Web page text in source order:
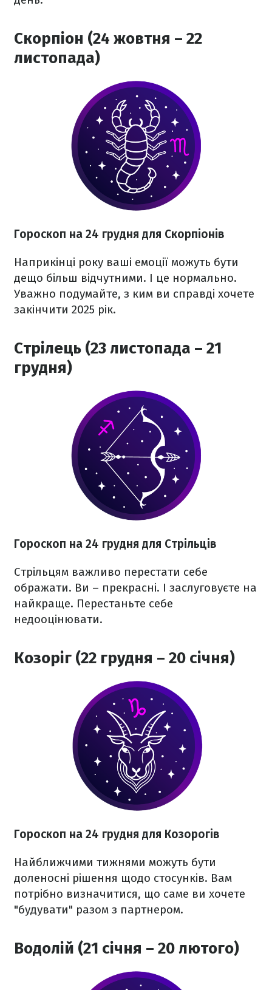
Скорпіон (24 жовтня – 22
листопада)
Гороскоп на 24 грудня для Скорпіонів
Наприкінці року ваші емоції можуть бути
дещо більш відчутними. І це нормально.
Уважно подумайте, з ким ви справді хочете
закінчити 2025 рік.
Стрілець (23 листопада – 21
грудня)
Гороскоп на 24 грудня для Стрільців
Стрільцям важливо перестати себе
ображати. Ви – прекрасні. І заслуговуєте на
найкраще. Перестаньте себе
недооцінювати.
Козоріг (22 грудня – 20 січня)
Гороскоп на 24 грудня для Козорогів
Найближчими тижнями можуть бути
доленосні рішення щодо стосунків. Вам
потрібно визначитися, що саме ви хочете
"будувати" разом з партнером.
Водолій (21 січня – 20 лютого)